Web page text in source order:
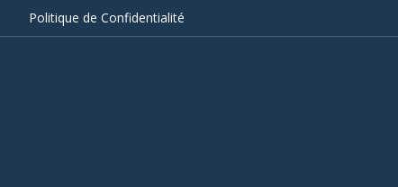
Politique de Confidentialité